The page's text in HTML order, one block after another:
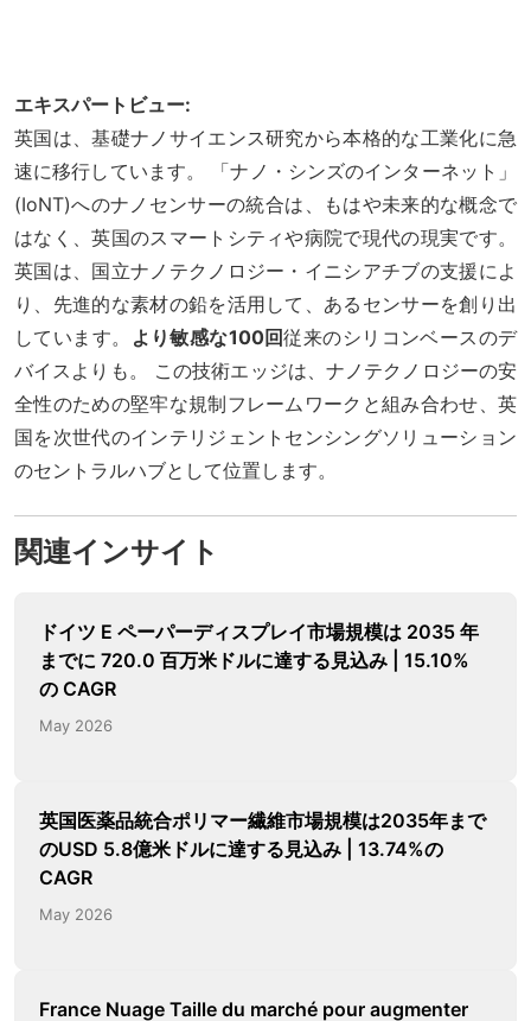
エキスパートビュー:
英国は、基礎ナノサイエンス研究から本格的な工業化に急
速に移行しています。 「ナノ・シンズのインターネット」
(IoNT)へのナノセンサーの統合は、もはや未来的な概念で
はなく、英国のスマートシティや病院で現代の現実です。
英国は、国立ナノテクノロジー・イニシアチブの支援によ
り、先進的な素材の鉛を活用して、あるセンサーを創り出
しています。
より敏感な100回従来のシリコンベースのデ
バイスよりも。 この技術エッジは、ナノテクノロジーの安
全性のための堅牢な規制フレームワークと組み合わせ、英
国を次世代のインテリジェントセンシングソリューション
のセントラルハブとして位置します。
関連インサイト
ドイツ E ペーパーディスプレイ市場規模は 2035 年
までに 720.0 百万米ドルに達する見込み | 15.10%
の CAGR
May 2026
英国医薬品統合ポリマー繊維市場規模は2035年まで
のUSD 5.8億米ドルに達する見込み | 13.74%の
CAGR
May 2026
France Nuage Taille du marché pour augmenter